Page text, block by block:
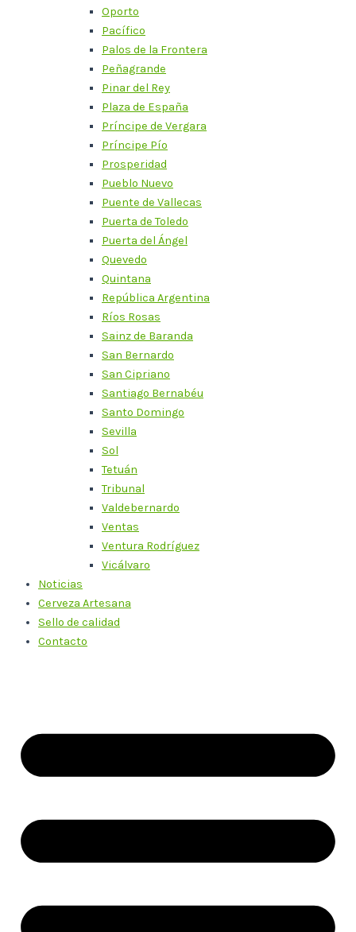
Oporto
Pacífico
Palos de la Frontera
Peñagrande
Pinar del Rey
Plaza de España
Príncipe de Vergara
Príncipe Pío
Prosperidad
Pueblo Nuevo
Puente de Vallecas
Puerta de Toledo
Puerta del Ángel
Quevedo
Quintana
República Argentina
Ríos Rosas
Sainz de Baranda
San Bernardo
San Cipriano
Santiago Bernabéu
Santo Domingo
Sevilla
Sol
Tetuán
Tribunal
Valdebernardo
Ventas
Ventura Rodríguez
Vicálvaro
Noticias
Cerveza Artesana
Sello de calidad
Contacto